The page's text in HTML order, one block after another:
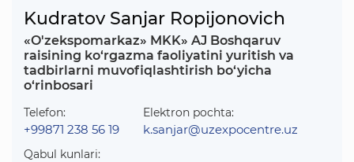
Kudratov Sanjar Ropijonovich
«O'zekspomarkaz» MKK» AJ Boshqaruv
raisining ko‘rgazma faoliyatini yuritish va
tadbirlarni muvofiqlashtirish bo‘yicha
o‘rinbosari
Telefon:
+99871 238 56 19
Elektron pochta:
k.sanjar@uzexpocentre.uz
Qabul kunlari: